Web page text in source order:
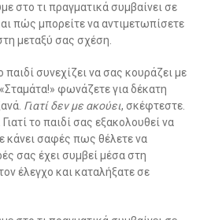
στο τι πραγματικά συμβαίνει σε
πώς μπορείτε να αντιμετωπίσετε
μεταξύ σας σχέση.
παιδί συνεχίζει να σας κουράζει με
φωνάζετε για δέκατη
Γιατί δεν με ακούει, σκέφτεστε.
το παιδί σας εξακολουθεί να
κάνει σαφές πως θέλετε να
σας έχει συμβεί μέσα στη
έλεγχο και καταλήξατε σε